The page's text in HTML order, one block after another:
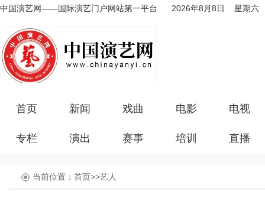
中国演艺网——国际演艺门户网站第一平台 2026年8月8日 星期六
首页 新闻 戏曲 电影 电视
专栏 演出 赛事 培训 直播
当前位置： 首页>>艺人